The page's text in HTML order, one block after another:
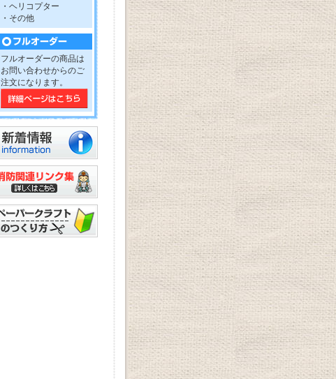
・ヘリコプター
・その他
フルオーダーの商品は
お問い合わせからのご
注文になります。